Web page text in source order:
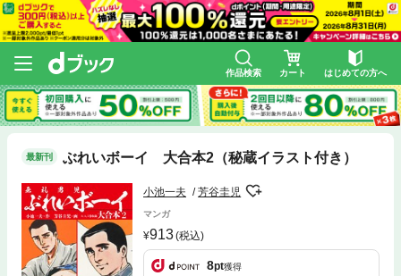
作品検索 カート はじめての方へ
最新刊 ぶれいボーイ 大合本2（秘蔵イラスト付き）
小池一夫 芳谷圭児
マンガ
913(税込)
8pt獲得